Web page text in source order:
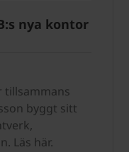
nya kontor
tillsammans
byggt sitt
Läs här.